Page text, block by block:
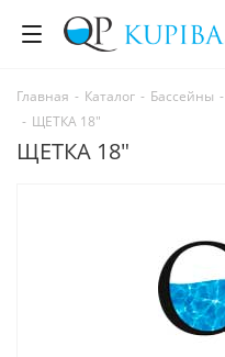
Главная - Каталог - Бассейны -
- ЩЕТКА 18"
ЩЕТКА 18"